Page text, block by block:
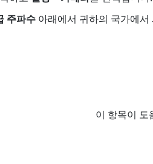
주파수아래에서 귀하의 국가에서
이 항목이 도